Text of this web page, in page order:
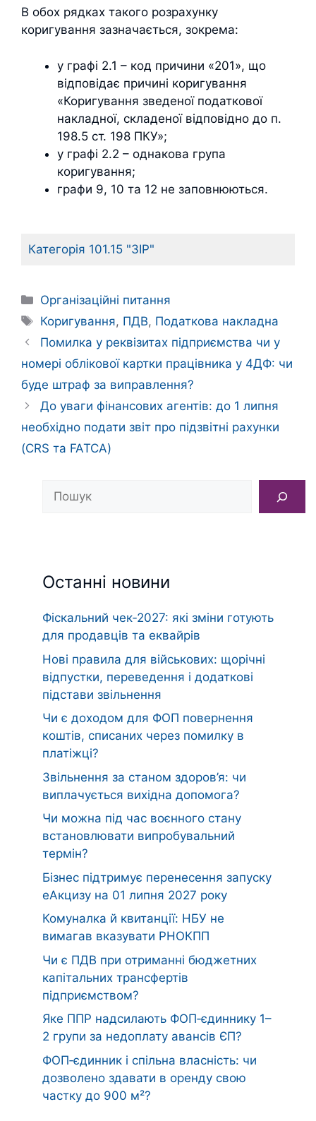
В обох рядках такого розрахунку
коригування зазначається, зокрема:
у графі 2.1 – код причини «201», що
відповідає причині коригування
«Коригування зведеної податкової
накладної, складеної відповідно до п.
198.5 ст. 198 ПКУ»;
у графі 2.2 – однакова група
коригування;
графи 9, 10 та 12 не заповнюються.
Категорія 101.15 "ЗІР"
Категорії
Організаційні питання
Позначки
Коригування, ПДВ, Податкова накладна
Помилка у реквізитах підприємства чи у
номері облікової картки працівника у 4ДФ: чи
буде штраф за виправлення?
До уваги фінансових агентів: до 1 липня
необхідно подати звіт про підзвітні рахунки
(CRS та FATCA)
Пошук
Останні новини
Фіскальний чек‑2027: які зміни готують
для продавців та еквайрів
Нові правила для військових: щорічні
відпустки, переведення і додаткові
підстави звільнення
Чи є доходом для ФОП повернення
коштів, списаних через помилку в
платіжці?
Звільнення за станом здоров’я: чи
виплачується вихідна допомога?
Чи можна під час воєнного стану
встановлювати випробувальний
термін?
Бізнес підтримує перенесення запуску
еАкцизу на 01 липня 2027 року
Комуналка й квитанції: НБУ не
вимагав вказувати РНОКПП
Чи є ПДВ при отриманні бюджетних
капітальних трансфертів
підприємством?
Яке ППР надсилають ФОП‑єдиннику 1–
2 групи за недоплату авансів ЄП?
ФОП‑єдинник і спільна власність: чи
дозволено здавати в оренду свою
частку до 900 м²?